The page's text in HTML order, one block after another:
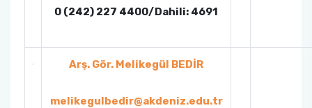
0 (242) 227 4400/Dahili: 4691
Arş. Gör. Melikegül BEDİR
melikegulbedir@akdeniz.edu.tr